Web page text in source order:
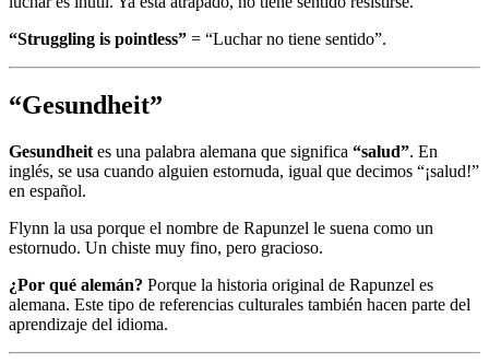
“Struggling is pointless” = “Luchar no tiene sentido”.
“Gesundheit”
Gesundheit es una palabra alemana que significa “salud”. En
inglés, se usa cuando alguien estornuda, igual que decimos “¡salud!”
en español.
Flynn la usa porque el nombre de Rapunzel le suena como un
estornudo. Un chiste muy fino, pero gracioso.
¿Por qué alemán? Porque la historia original de Rapunzel es
alemana. Este tipo de referencias culturales también hacen parte del
aprendizaje del idioma.